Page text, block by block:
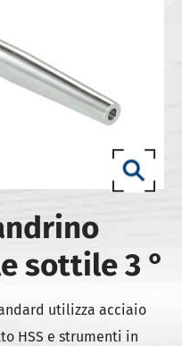
sottile 3 °
utilizza acciaio
HSS e strumenti in